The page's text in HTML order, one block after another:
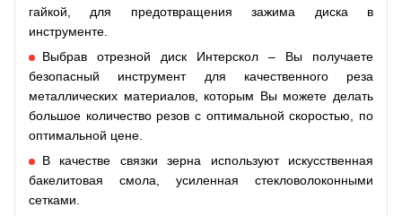
гайкой, для предотвращения зажима диска в
инструменте.
Выбрав отрезной диск Интерскол – Вы получаете
безопасный инструмент для качественного реза
металлических материалов, которым Вы можете делать
большое количество резов с оптимальной скоростью, по
оптимальной цене.
В качестве связки зерна используют искусственная
бакелитовая смола, усиленная стекловолоконными
сетками.